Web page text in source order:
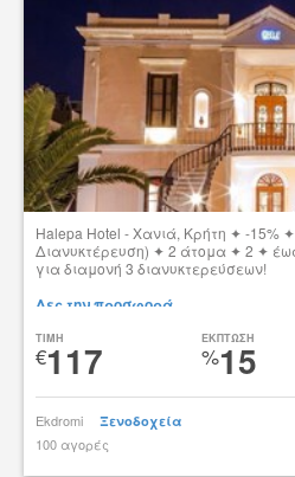
Halepa Hotel - Χανιά, Κρήτη ✦ -15%
Διανυκτέρευση) ✦ 2 άτομα ✦ 2 ✦
για διαμονή 3 διανυκτερεύσεων!
Δες την προσφορά
TIMH
€117 ΕΚΠΤΩΣΗ
%15
Ekdromi Ξενοδοχεία
100 αγορές